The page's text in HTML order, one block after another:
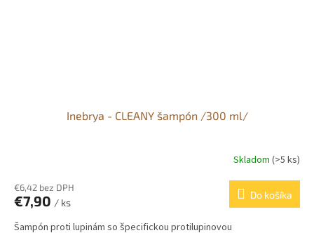
Inebrya - CLEANY šampón /300 ml/
Skladom (>5 ks)
€6,42 bez DPH
€7,90 / ks
Do košíka
Šampón proti lupinám so špecifickou protilupinovou